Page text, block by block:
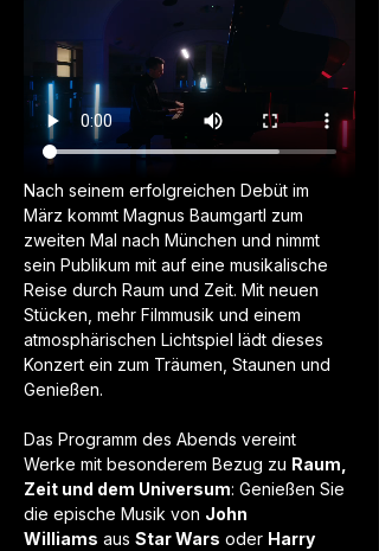
Nach seinem erfolgreichen Debüt im
März kommt Magnus Baumgartl zum
zweiten Mal nach München und nimmt
sein Publikum mit auf eine musikalische
Reise durch Raum und Zeit. Mit neuen
Stücken, mehr Filmmusik und einem
atmosphärischen Lichtspiel lädt dieses
Konzert ein zum Träumen, Staunen und
Genießen.
Das Programm des Abends vereint
Werke mit besonderem Bezug zu Raum,
Zeit und dem Universum: Genießen Sie
die epische Musik von John
Williams aus Star Wars oder Harry